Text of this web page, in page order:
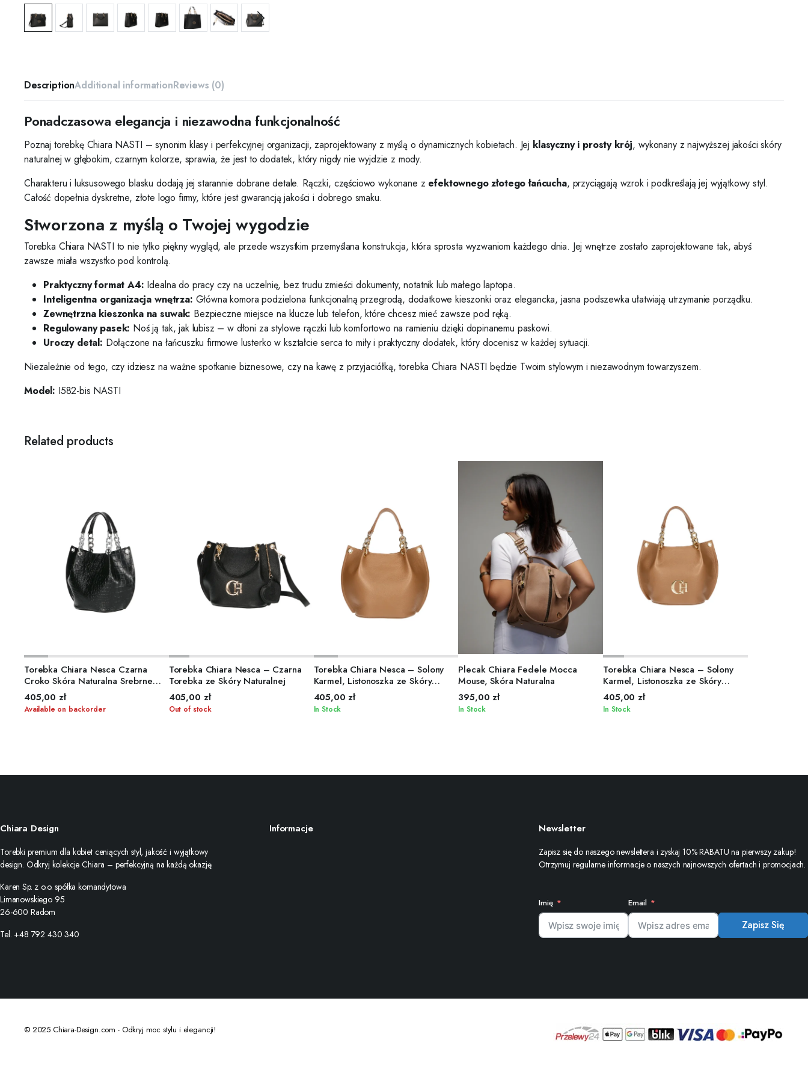
DescriptionAdditional informationReviews (0)
Ponadczasowa elegancja i niezawodna funkcjonalność
Poznaj torebkę Chiara NASTI – synonim klasy i perfekcyjnej organizacji, zaprojektowany z myślą o dynamicznych kobietach. Jej klasyczny i prosty krój, wykonany z najwyższej jakości skóry
naturalnej w głębokim, czarnym kolorze, sprawia, że jest to dodatek, który nigdy nie wyjdzie z mody.
Charakteru i luksusowego blasku dodają jej starannie dobrane detale. Rączki, częściowo wykonane z efektownego złotego łańcucha, przyciągają wzrok i podkreślają jej wyjątkowy styl.
Całość dopełnia dyskretne, złote logo firmy, które jest gwarancją jakości i dobrego smaku.
Stworzona z myślą o Twojej wygodzie
Torebka Chiara NASTI to nie tylko piękny wygląd, ale przede wszystkim przemyślana konstrukcja, która sprosta wyzwaniom każdego dnia. Jej wnętrze zostało zaprojektowane tak, abyś
zawsze miała wszystko pod kontrolą.
Praktyczny format A4: Idealna do pracy czy na uczelnię, bez trudu zmieści dokumenty, notatnik lub małego laptopa.
Inteligentna organizacja wnętrza: Główna komora podzielona funkcjonalną przegrodą, dodatkowe kieszonki oraz elegancka, jasna podszewka ułatwiają utrzymanie porządku.
Zewnętrzna kieszonka na suwak: Bezpieczne miejsce na klucze lub telefon, które chcesz mieć zawsze pod ręką.
Regulowany pasek: Noś ją tak, jak lubisz – w dłoni za stylowe rączki lub komfortowo na ramieniu dzięki dopinanemu paskowi.
Uroczy detal: Dołączone na łańcuszku firmowe lusterko w kształcie serca to miły i praktyczny dodatek, który docenisz w każdej sytuacji.
Niezależnie od tego, czy idziesz na ważne spotkanie biznesowe, czy na kawę z przyjaciółką, torebka Chiara NASTI będzie Twoim stylowym i niezawodnym towarzyszem.
Model: I582-bis NASTI
Related products
ADD TO CART
Torebka Chiara Nesca Czarna
Croko Skóra Naturalna Srebrne
Okucia (Bez Logo)
405,00 zł
Available on backorder
READ MORE
Torebka Chiara Nesca – Czarna
Torebka ze Skóry Naturalnej
405,00 zł
Out of stock
ADD TO CART
Torebka Chiara Nesca – Solony
Karmel, Listonoszka ze Skóry
Naturalnej (Bez Logo)
405,00zł
In Stock
ADD TO CART
Plecak Chiara Fedele Mocca
Mouse, Skóra Naturalna
395,00zł
In Stock
ADD TO CART
Torebka Chiara Nesca – Solony
Karmel, Listonoszka ze Skóry
Naturalnej
405,00zł
In Stock
Chiara Design
Torebki premium dla kobiet ceniących styl, jakość i wyjątkowy
design. Odkryj kolekcje Chiara – perfekcyjną na każdą okazję.
Karen Sp. z o.o. spółka komandytowa
Limanowskiego 95
26-600 Radom
Tel. +48 792 430 340
Informacje Newsletter
Zapisz się do naszego newslettera i zyskaj 10% RABATU na pierwszy zakup!
Otrzymuj regularne informacje o naszych najnowszych ofertach i promocjach.
Imię Email
Zapisz Się
© 2025 Chiara-Design.com - Odkryj moc stylu i elegancji!